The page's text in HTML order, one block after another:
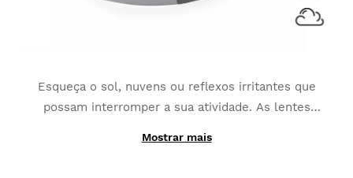
Esqueça o sol, nuvens ou reflexos irritantes que
possam interromper a sua atividade. As lentes
Graças à sua produção com materiais fotocromáticos,
Mostrar mais